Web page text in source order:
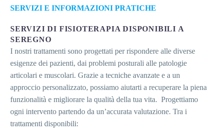
SERVIZI E INFORMAZIONI PRATICHE
SERVIZI DI FISIOTERAPIA DISPONIBILI A
SEREGNO
I nostri trattamenti sono progettati per rispondere alle diverse
esigenze dei pazienti, dai problemi posturali alle patologie
articolari e muscolari. Grazie a tecniche avanzate e a un
approccio personalizzato, possiamo aiutarti a recuperare la piena
funzionalità e migliorare la qualità della tua vita. Progettiamo
ogni intervento partendo da un’accurata valutazione. Tra i
trattamenti disponibili: